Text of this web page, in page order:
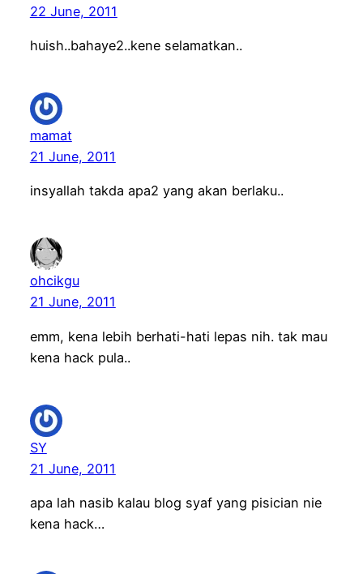
22 June, 2011
huish..bahaye2..kene selamatkan..
mamat
21 June, 2011
insyallah takda apa2 yang akan berlaku..
ohcikgu
21 June, 2011
emm, kena lebih berhati-hati lepas nih. tak mau
kena hack pula..
SY
21 June, 2011
apa lah nasib kalau blog syaf yang pisician nie
kena hack…